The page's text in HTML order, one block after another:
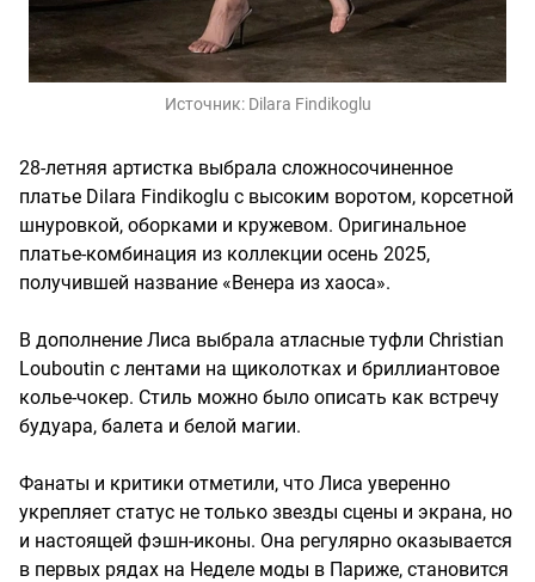
Источник: Dilara Findikoglu
28-летняя артистка выбрала сложносочиненное
платье Dilara Findikoglu с высоким воротом, корсетной
шнуровкой, оборками и кружевом. Оригинальное
платье-комбинация из коллекции осень 2025,
получившей название «Венера из хаоса».
В дополнение Лиса выбрала атласные туфли Christian
Louboutin с лентами на щиколотках и бриллиантовое
колье-чокер. Стиль можно было описать как встречу
будуара, балета и белой магии.
Фанаты и критики отметили, что Лиса уверенно
укрепляет статус не только звезды сцены и экрана, но
и настоящей фэшн-иконы. Она регулярно оказывается
в первых рядах на Неделе моды в Париже, становится